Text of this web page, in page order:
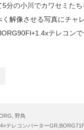
分の小川でカワセミたち
く解像させる写真にチャ
テレコン
野鳥
テレコンバーターGR